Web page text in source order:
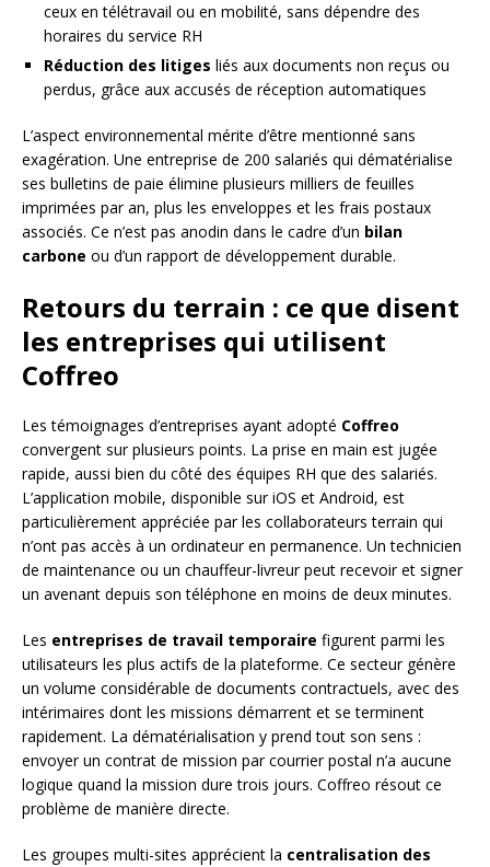
ceux en télétravail ou en mobilité, sans dépendre des
horaires du service RH
Réduction des litiges liés aux documents non reçus ou
perdus, grâce aux accusés de réception automatiques
L’aspect environnemental mérite d’être mentionné sans
exagération. Une entreprise de 200 salariés qui dématérialise
ses bulletins de paie élimine plusieurs milliers de feuilles
imprimées par an, plus les enveloppes et les frais postaux
associés. Ce n’est pas anodin dans le cadre d’un bilan
carbone ou d’un rapport de développement durable.
Retours du terrain : ce que disent
les entreprises qui utilisent
Coffreo
Les témoignages d’entreprises ayant adopté Coffreo
convergent sur plusieurs points. La prise en main est jugée
rapide, aussi bien du côté des équipes RH que des salariés.
L’application mobile, disponible sur iOS et Android, est
particulièrement appréciée par les collaborateurs terrain qui
n’ont pas accès à un ordinateur en permanence. Un technicien
de maintenance ou un chauffeur-livreur peut recevoir et signer
un avenant depuis son téléphone en moins de deux minutes.
Les entreprises de travail temporaire figurent parmi les
utilisateurs les plus actifs de la plateforme. Ce secteur génère
un volume considérable de documents contractuels, avec des
intérimaires dont les missions démarrent et se terminent
rapidement. La dématérialisation y prend tout son sens :
envoyer un contrat de mission par courrier postal n’a aucune
logique quand la mission dure trois jours. Coffreo résout ce
problème de manière directe.
Les groupes multi-sites apprécient la centralisation des